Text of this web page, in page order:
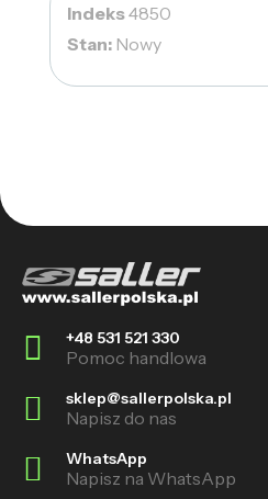
Indeks4850
Stan: Nowy
+48 531 521 330
Pomoc handlowa
sklep@sallerpolska.pl
Napisz do nas
WhatsApp
Napisz na WhatsApp